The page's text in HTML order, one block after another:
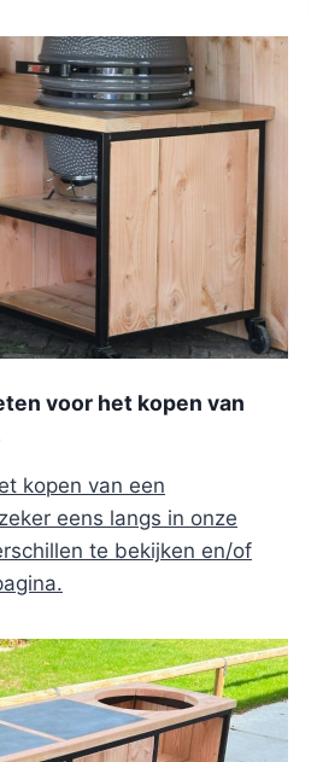
voor het kopen van
kopen van een
eens langs in onze
te bekijken en/of